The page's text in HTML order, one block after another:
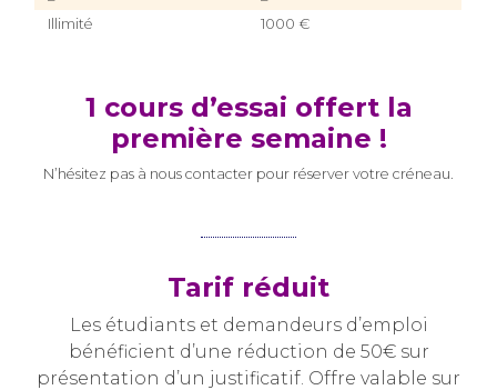
Illimité
1000 €
1 cours d’essai offert la
première semaine !
N’hésitez pas à nous contacter pour réserver votre créneau.
Tarif réduit
Lesétudiants et demandeurs d’emploi
bénéficient d’une réduction de 50€ sur
présentation d’un justificatif. Offre valable sur